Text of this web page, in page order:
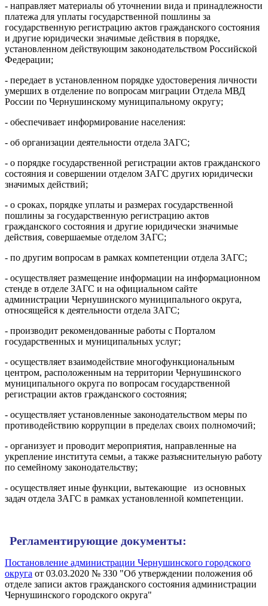
- направляет материалы об уточнении вида и принадлежности
платежа для уплаты государственной пошлины за
государственную регистрацию актов гражданского состояния
и другие юридически значимые действия в порядке,
установленном действующим законодательством Российской
Федерации;
- передает в установленном порядке удостоверения личности
умерших в отделение по вопросам миграции Отдела МВД
России по Чернушинскому муниципальному округу;
- обеспечивает информирование населения:
- об организации деятельности отдела ЗАГС;
- о порядке государственной регистрации актов гражданского
состояния и совершении отделом ЗАГС других юридически
значимых действий;
- о сроках, порядке уплаты и размерах государственной
пошлины за государственную регистрацию актов
гражданского состояния и другие юридически значимые
действия, совершаемые отделом ЗАГС;
- по другим вопросам в рамках компетенции отдела ЗАГС;
- осуществляет размещение информации на информационном
стенде в отделе ЗАГС и на официальном сайте
администрации Чернушинского муниципального округа,
относящейся к деятельности отдела ЗАГС;
- производит рекомендованные работы с Порталом
государственных и муниципальных услуг;
- осуществляет взаимодействие многофункциональным
центром, расположенным на территории Чернушинского
муниципального округа по вопросам государственной
регистрации актов гражданского состояния;
- осуществляет установленные законодательством меры по
противодействию коррупции в пределах своих полномочий;
- организует и проводит мероприятия, направленные на
укрепление института семьи, а также разъяснительную работу
по семейному законодательству;
- осуществляет иные функции, вытекающие из основных
задач отдела ЗАГС в рамках установленной компетенции.
Регламентирующие документы:
Постановление администрации Чернушинского городского
округа от 03.03.2020 № 330 "Об утверждении положения об
отделе записи актов гражданского состояния администрации
Чернушинского городского округа"